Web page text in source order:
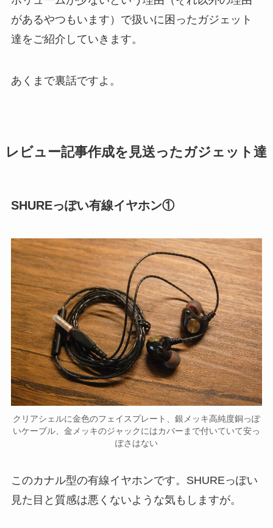
があるやつもいます）で扱いに困ったガジェット
達をご紹介していきます。
あくまで裏話ですよ。
レビュー記事作成を見送ったガジェット達
SHUREっぽい有線イヤホン①
クリアシェルに金色のフェイスプレート、銀メッキ高純度銅っぽ
いケーブル、金メッキのジャックにはカバーまで付いていて安っ
ぽさはない
このカナル型の有線イヤホンです。SHUREっぽい
見た目と質感は悪くないような気もしますが。